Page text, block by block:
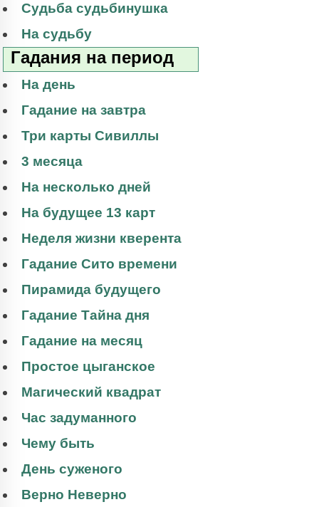
Судьба судьбинушка
На судьбу
Гадания на период
На день
Гадание на завтра
Три карты Сивиллы
3 месяца
На несколько дней
На будущее 13 карт
Неделя жизни кверента
Гадание Сито времени
Пирамида будущего
Гадание Тайна дня
Гадание на месяц
Простое цыганское
Магический квадрат
Час задуманного
Чему быть
День суженого
Верно Неверно